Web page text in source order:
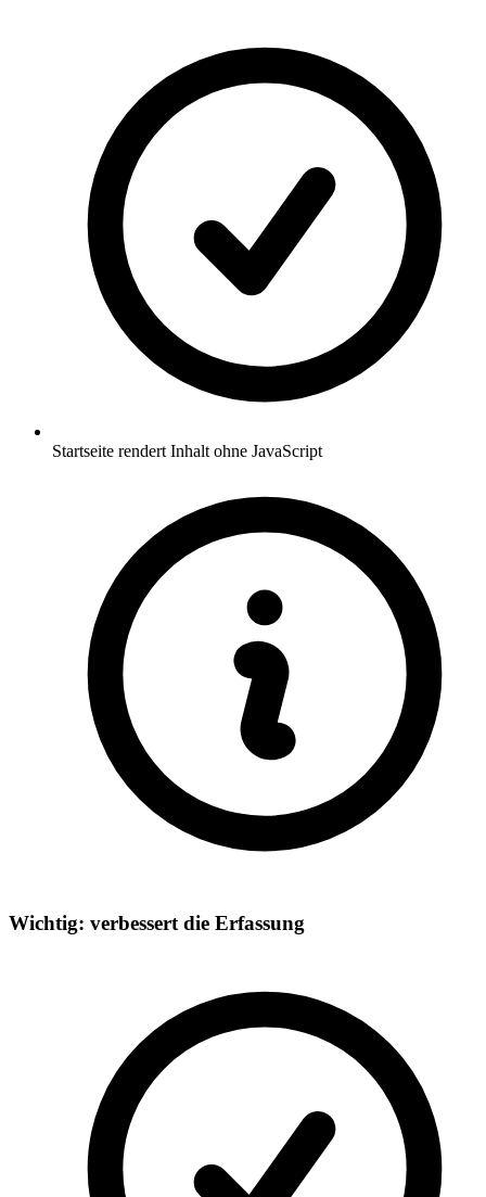
Startseite rendert Inhalt ohne JavaScript
Wichtig: verbessert die Erfassung